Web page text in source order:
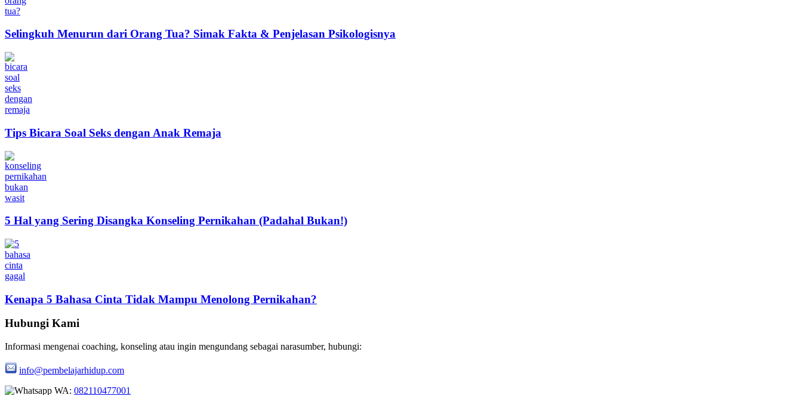
Selingkuh Menurun dari Orang Tua? Simak Fakta & Penjelasan Psikologisnya
Tips Bicara Soal Seks dengan Anak Remaja
5 Hal yang Sering Disangka Konseling Pernikahan (Padahal Bukan!)
Kenapa 5 Bahasa Cinta Tidak Mampu Menolong Pernikahan?
Hubungi Kami
Informasi mengenai coaching, konseling atau ingin mengundang sebagai narasumber, hubungi:
info@pembelajarhidup.com
WA: 082110477001